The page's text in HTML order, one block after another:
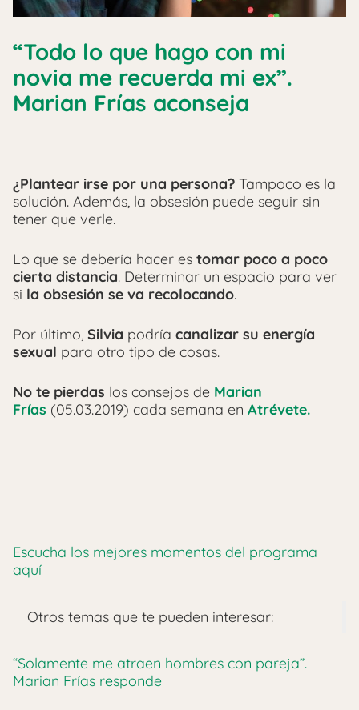
“Todo lo que hago con mi
novia me recuerda mi ex”.
Marian Frías aconseja
¿Plantear irse por una persona? Tampoco es la
solución. Además, la obsesión puede seguir sin
tener que verle.
Lo que se debería hacer es tomar poco a poco
cierta distancia. Determinar un espacio para ver
si la obsesión se va recolocando.
Por último, Silvia podría canalizar su energía
sexual para otro tipo de cosas.
No te pierdas los consejos de Marian
Frías (05.03.2019) cada semana en Atrévete.
Escucha los mejores momentos del programa
aquí
Otros temas que te pueden interesar:
“Solamente me atraen hombres con pareja”.
Marian Frías responde